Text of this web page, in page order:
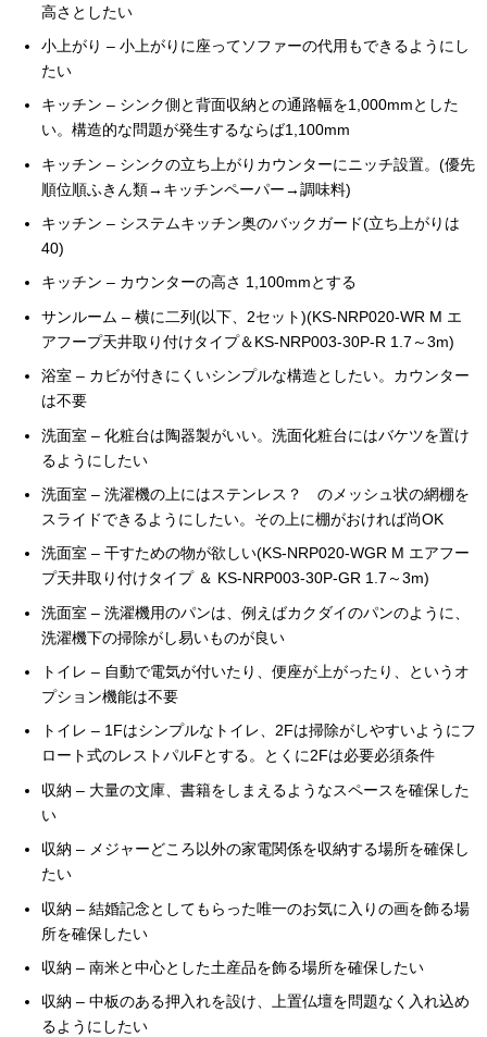
高さとしたい
小上がり – 小上がりに座ってソファーの代用もできるようにし
たい
キッチン – シンク側と背面収納との通路幅を1,000mmとした
い。構造的な問題が発生するならば1,100mm
キッチン – シンクの立ち上がりカウンターにニッチ設置。(優先
順位順ふきん類→キッチンペーパー→調味料)
キッチン – システムキッチン奥のバックガード(立ち上がりは
40)
キッチン – カウンターの高さ 1,100mmとする
サンルーム – 横に二列(以下、2セット)(KS-NRP020-WR M エ
アフープ天井取り付けタイプ＆KS-NRP003-30P-R 1.7～3m)
浴室 – カビが付きにくいシンプルな構造としたい。カウンター
は不要
洗面室 – 化粧台は陶器製がいい。洗面化粧台にはバケツを置け
るようにしたい
洗面室 – 洗濯機の上にはステンレス？ のメッシュ状の網棚を
スライドできるようにしたい。その上に棚がおければ尚OK
洗面室 – 干すための物が欲しい(KS-NRP020-WGR M エアフー
プ天井取り付けタイプ ＆ KS-NRP003-30P-GR 1.7～3m)
洗面室 – 洗濯機用のパンは、例えばカクダイのパンのように、
洗濯機下の掃除がし易いものが良い
トイレ – 自動で電気が付いたり、便座が上がったり、というオ
プション機能は不要
トイレ – 1Fはシンプルなトイレ、2Fは掃除がしやすいようにフ
ロート式のレストパルFとする。とくに2Fは必要必須条件
収納 – 大量の文庫、書籍をしまえるようなスペースを確保した
い
収納 – メジャーどころ以外の家電関係を収納する場所を確保し
たい
収納 – 結婚記念としてもらった唯一のお気に入りの画を飾る場
所を確保したい
収納 – 南米と中心とした土産品を飾る場所を確保したい
収納 – 中板のある押入れを設け、上置仏壇を問題なく入れ込め
るようにしたい